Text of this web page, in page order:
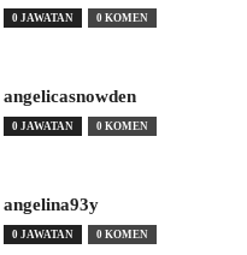
0 JAWATAN 0 KOMEN
angelicasnowden
0 JAWATAN 0 KOMEN
angelina93y
0 JAWATAN 0 KOMEN